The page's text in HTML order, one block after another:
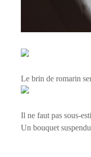
Le brin de romarin
Il ne faut pas sous-
Un bouquet